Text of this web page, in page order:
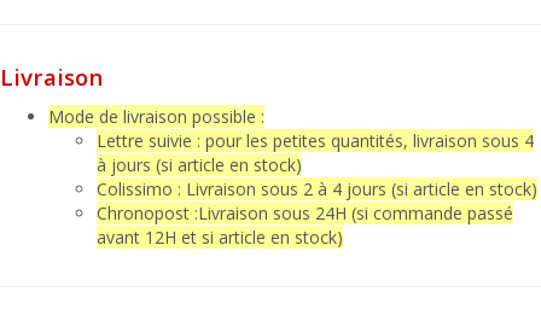
Livraison
Mode de livraison possible :
Lettre suivie : pour les petites quantités, livraison sous 4
à jours (si article en stock)
Colissimo : Livraison sous 2 à 4 jours (si article en stock)
Chronopost :Livraison sous 24H (si commande passé
avant 12H et si article en stock)
Votre choix
Ce site utilise des cookies et vous donne le contrôle sur